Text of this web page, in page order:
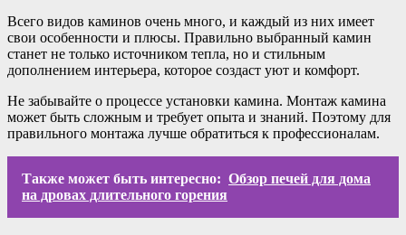
Всего видов каминов очень много, и каждый из них имеет
свои особенности и плюсы. Правильно выбранный камин
станет не только источником тепла, но и стильным
дополнением интерьера, которое создаст уют и комфорт.
Не забывайте о процессе установки камина. Монтаж камина
может быть сложным и требует опыта и знаний. Поэтому для
правильного монтажа лучше обратиться к профессионалам.
Также может быть интересно: Обзор печей для дома
на дровах длительного горения